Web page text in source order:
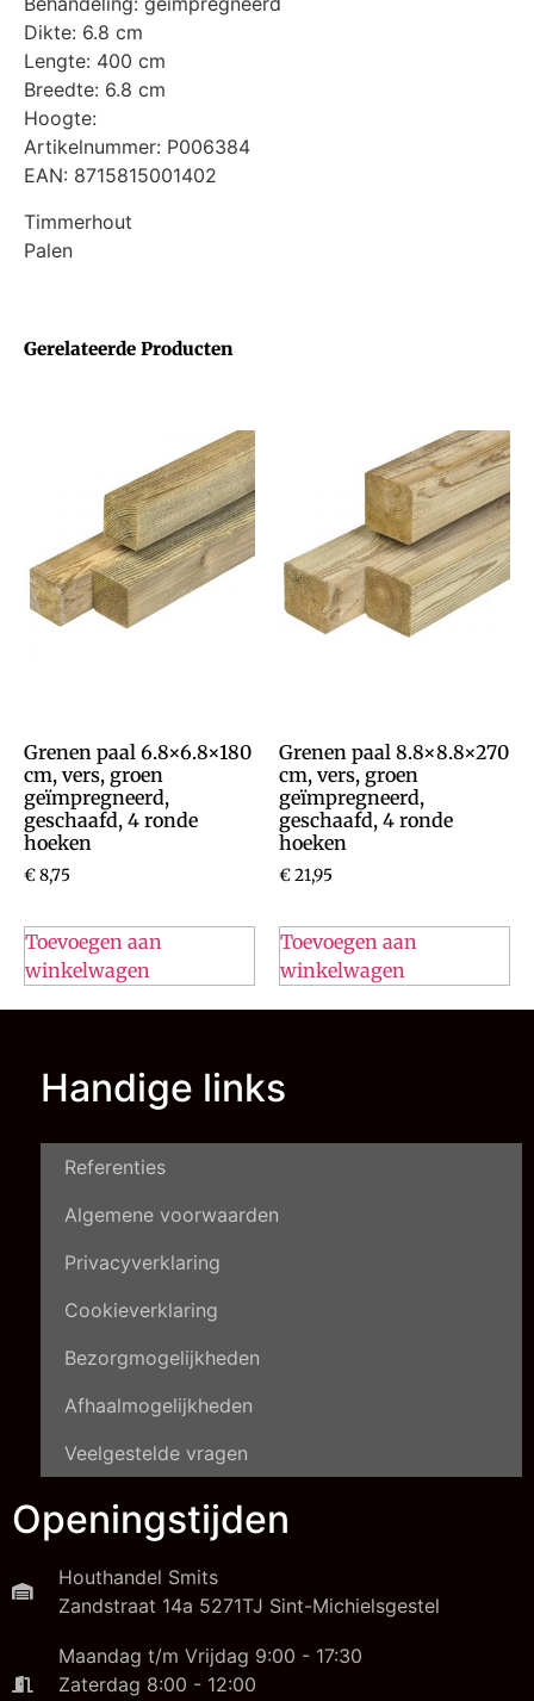
Gerelateerde Producten
Grenen paal 6.8×6.8×180
cm, vers, groen
geïmpregneerd,
geschaafd, 4 ronde
hoeken
€8,75
Toevoegen aan
winkelwagen
Grenen paal 8.8×8.8×270
cm, vers, groen
geïmpregneerd,
geschaafd, 4 ronde
hoeken
€21,95
Toevoegen aan
winkelwagen
Dikte: 6.8 cm
Lengte: 400 cm
Breedte: 6.8 cm
Hoogte:
Artikelnummer: P006384
EAN: 8715815001402
Timmerhout
Palen
Handige links
Referenties
Algemene voorwaarden
Privacyverklaring
Cookieverklaring
Bezorgmogelijkheden
Afhaalmogelijkheden
Veelgestelde vragen
Openingstijden
Houthandel Smits
Zandstraat 14a 5271TJ Sint-Michielsgestel
Maandag t/m Vrijdag 9:00 - 17:30
Zaterdag 8:00 - 12:00